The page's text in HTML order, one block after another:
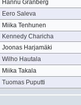
Hannu Granberg
Eero Saleva
Miika Tenhunen
Kennedy Charicha
Joonas Harjamäki
Wilho Hautala
Miika Takala
Tuomas Puputti